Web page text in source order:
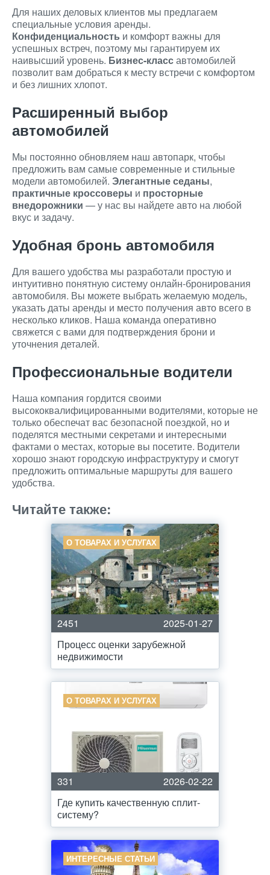
Для наших деловых клиентов мы предлагаем
специальные условия аренды.
Конфиденциальность и комфорт важны для
успешных встреч, поэтому мы гарантируем их
наивысший уровень. Бизнес-классавтомобилей
позволит вам добраться к месту встречи с комфортом
и без лишних хлопот.
Расширенный выбор
автомобилей
Мы постоянно обновляем наш автопарк, чтобы
предложить вам самые современные и стильные
модели автомобилей. Элегантные седаны,
практичные кроссоверы и просторные
внедорожники — у нас вы найдете авто на любой
вкус и задачу.
Удобная бронь автомобиля
Для вашего удобства мы разработали простую и
интуитивно понятную систему онлайн-бронирования
автомобиля. Вы можете выбрать желаемую модель,
указать даты аренды и место получения авто всего в
несколько кликов. Наша команда оперативно
свяжется с вами для подтверждения брони и
уточнения деталей.
Профессиональные водители
Наша компания гордится своими
высококвалифицированными водителями, которые не
только обеспечат вас безопасной поездкой, но и
поделятся местными секретами и интересными
фактами о местах, которые вы посетите. Водители
хорошо знают городскую инфраструктуру и смогут
предложить оптимальные маршруты для вашего
удобства.
Читайте также:
О ТОВАРАХ И УСЛУГАХ
2451
2025-01-27
Процесс оценки зарубежной
недвижимости
О ТОВАРАХ И УСЛУГАХ
331
2026-02-22
Где купить качественную сплит-
систему?
ИНТЕРЕСНЫЕ СТАТЬИ